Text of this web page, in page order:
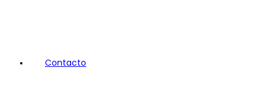
Contacto